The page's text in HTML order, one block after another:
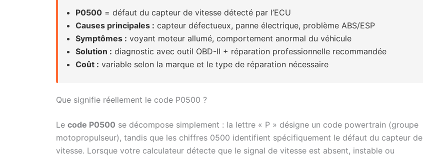
P0500 = défaut du capteur de vitesse détecté par l’ECU
Causes principales : capteur défectueux, panne électrique, problème ABS/ESP
Symptômes : voyant moteur allumé, comportement anormal du véhicule
Solution : diagnostic avec outil OBD-II + réparation professionnelle recommandée
Coût : variable selon la marque et le type de réparation nécessaire
Que signifie réellement le code P0500 ?
Le code P0500 se décompose simplement : la lettre « P » désigne un code powertrain (groupe
motopropulseur), tandis que les chiffres 0500 identifient spécifiquement le défaut du capteur de
vitesse. Lorsque votre calculateur détecte que le signal de vitesse est absent, instable ou